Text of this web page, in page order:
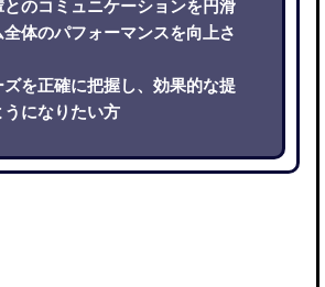
とのコミュニケーションを円滑
体のパフォーマンスを向上さ
ズを正確に把握し、効果的な提
になりたい方